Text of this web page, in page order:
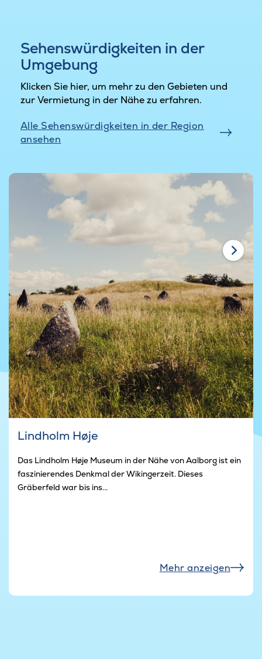
Sehenswürdigkeiten in der
Umgebung
Klicken Sie hier, um mehr zu den Gebieten und
zur Vermietung in der Nähe zu erfahren.
Alle Sehenswürdigkeiten in der Region
ansehen
Lindholm Høje
Das Lindholm Høje Museum in der Nähe von Aalborg ist ein
faszinierendes Denkmal der Wikingerzeit. Dieses
Gräberfeld war bis ins...
Mehr anzeigen